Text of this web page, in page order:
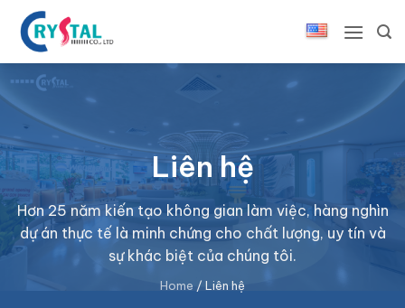
qua
dung
Liên hệ
Hơn 25 năm kiến tạo không gian làm việc, hàng nghìn
dự án thực tế là minh chứng cho chất lượng, uy tín và
sự khác biệt của chúng tôi.
Home / Liên hệ